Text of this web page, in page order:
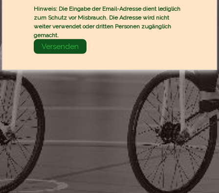
Hinweis: Die Eingabe der Email-Adresse dient lediglich
zum Schutz vor Misbrauch. Die Adresse wird nicht
weiter verwendet oder dritten Personen zugänglich
gemacht.
Versenden